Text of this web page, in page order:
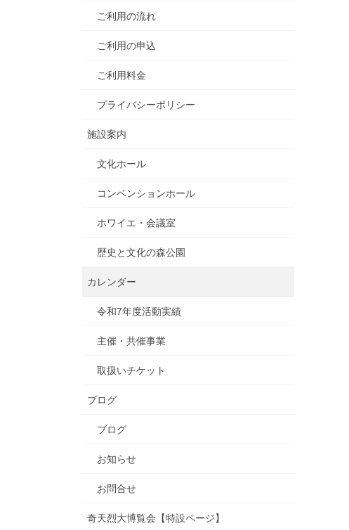
ご利用の流れ
ご利用の申込
ご利用料金
プライバシーポリシー
施設案内
文化ホール
コンベンションホール
ホワイエ・会議室
歴史と文化の森公園
カレンダー
令和7年度活動実績
主催・共催事業
取扱いチケット
ブログ
ブログ
お知らせ
お問合せ
奇天烈大博覧会【特設ページ】